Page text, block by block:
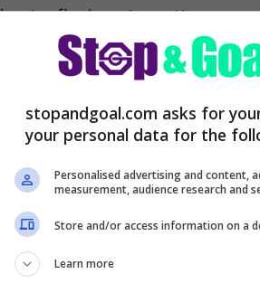
poter finalmente mettere a
maxi scambio con Paratici:
Pogba,
stopandgoal.com asks for
your personal data for the
Personalised advertising and content,
measurement, audience research and
Store and/or access information on a
Learn more